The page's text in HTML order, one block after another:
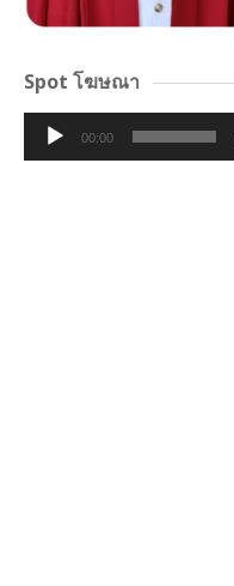
Spot โฆษณา
Audio
Player
00:00